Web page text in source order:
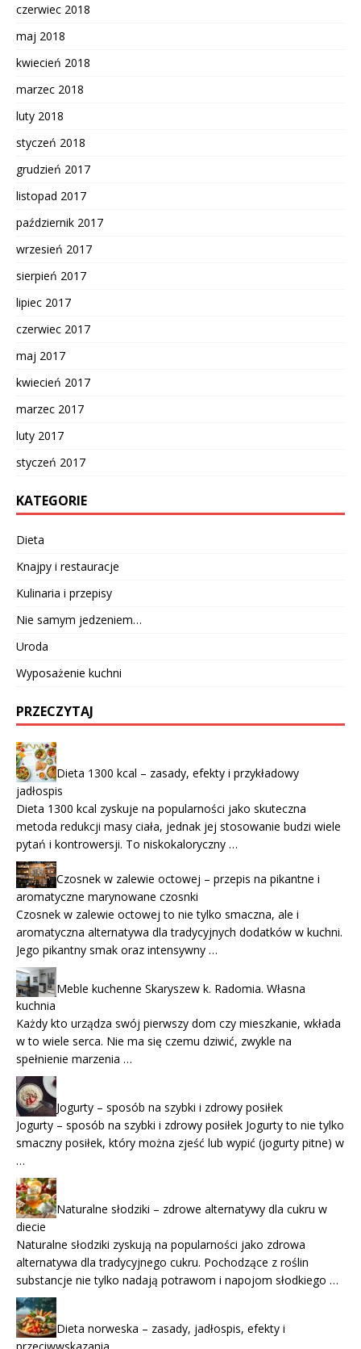
czerwiec 2018
maj 2018
kwiecień 2018
marzec 2018
luty 2018
styczeń 2018
grudzień 2017
listopad 2017
październik 2017
wrzesień 2017
sierpień 2017
lipiec 2017
czerwiec 2017
maj 2017
kwiecień 2017
marzec 2017
luty 2017
styczeń 2017
KATEGORIE
Dieta
Knajpy i restauracje
Kulinaria i przepisy
Nie samym jedzeniem…
Uroda
Wyposażenie kuchni
PRZECZYTAJ
Dieta 1300 kcal – zasady, efekty i przykładowy
jadłospis
Dieta 1300 kcal zyskuje na popularności jako skuteczna
metoda redukcji masy ciała, jednak jej stosowanie budzi wiele
pytań i kontrowersji. To niskokaloryczny …
Czosnek w zalewie octowej – przepis na pikantne i
aromatyczne marynowane czosnki
Czosnek w zalewie octowej to nie tylko smaczna, ale i
aromatyczna alternatywa dla tradycyjnych dodatków w kuchni.
Jego pikantny smak oraz intensywny …
Meble kuchenne Skaryszew k. Radomia. Własna
kuchnia
Każdy kto urządza swój pierwszy dom czy mieszkanie, wkłada
w to wiele serca. Nie ma się czemu dziwić, zwykle na
spełnienie marzenia …
Jogurty – sposób na szybki i zdrowy posiłek
Jogurty – sposób na szybki i zdrowy posiłek Jogurty to nie tylko
smaczny posiłek, który można zjeść lub wypić (jogurty pitne) w
…
Naturalne słodziki – zdrowe alternatywy dla cukru w
diecie
Naturalne słodziki zyskują na popularności jako zdrowa
alternatywa dla tradycyjnego cukru. Pochodzące z roślin
substancje nie tylko nadają potrawom i napojom słodkiego …
Dieta norweska – zasady, jadłospis, efekty i